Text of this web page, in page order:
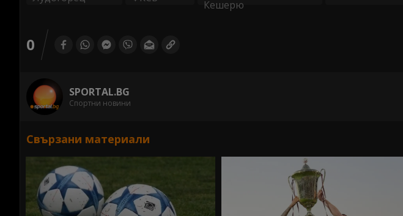
0
SPORTAL.BG
Спортни новини
Свързани материали